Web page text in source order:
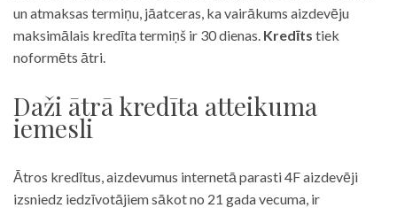
un atmaksas termiņu, jāatceras, ka vairākums aizdevēju
maksimālais kredīta termiņš ir 30 dienas. Kredīts tiek
noformēts ātri.
Daži ātrā kredīta atteikuma
iemesli
Ātros kredītus, aizdevumus internetā parasti 4F aizdevēji
izsniedz iedzīvotājiem sākot no 21 gada vecuma, ir